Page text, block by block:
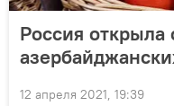
Россия
12 апреля 2021, 19:39